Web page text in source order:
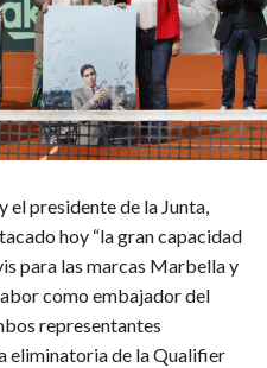
el presidente de la Junta,
hoy “la gran capacidad
para las marcas Marbella y
como embajador del
representantes
eliminatoria de la Qualifier